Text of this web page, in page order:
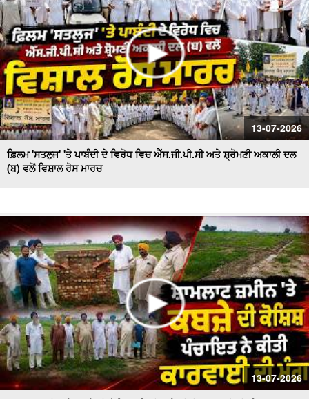
13-07-2026
ਫ਼ਿਲਮ 'ਸਤਲੁਜ' 'ਤੇ ਪਾਬੰਦੀ ਦੇ ਵਿਰੋਧ ਵਿਚ ਐੱਸ.ਜੀ.ਪੀ.ਸੀ ਅਤੇ ਸ਼੍ਰੋਮਣੀ ਅਕਾਲੀ ਦਲ
(ਬ) ਵਲੋਂ ਵਿਸ਼ਾਲ ਰੋਸ ਮਾਰਚ
13-07-2026